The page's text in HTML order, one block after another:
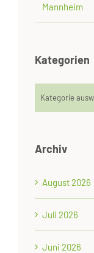
Mannheim
Kategorien
Kategorien
Archiv
August 2026
Juli 2026
Juni 2026